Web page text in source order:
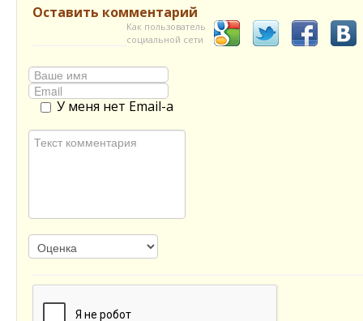
Оставить комментарий
Как пользователь
социальной сети
У меня нет Email-а